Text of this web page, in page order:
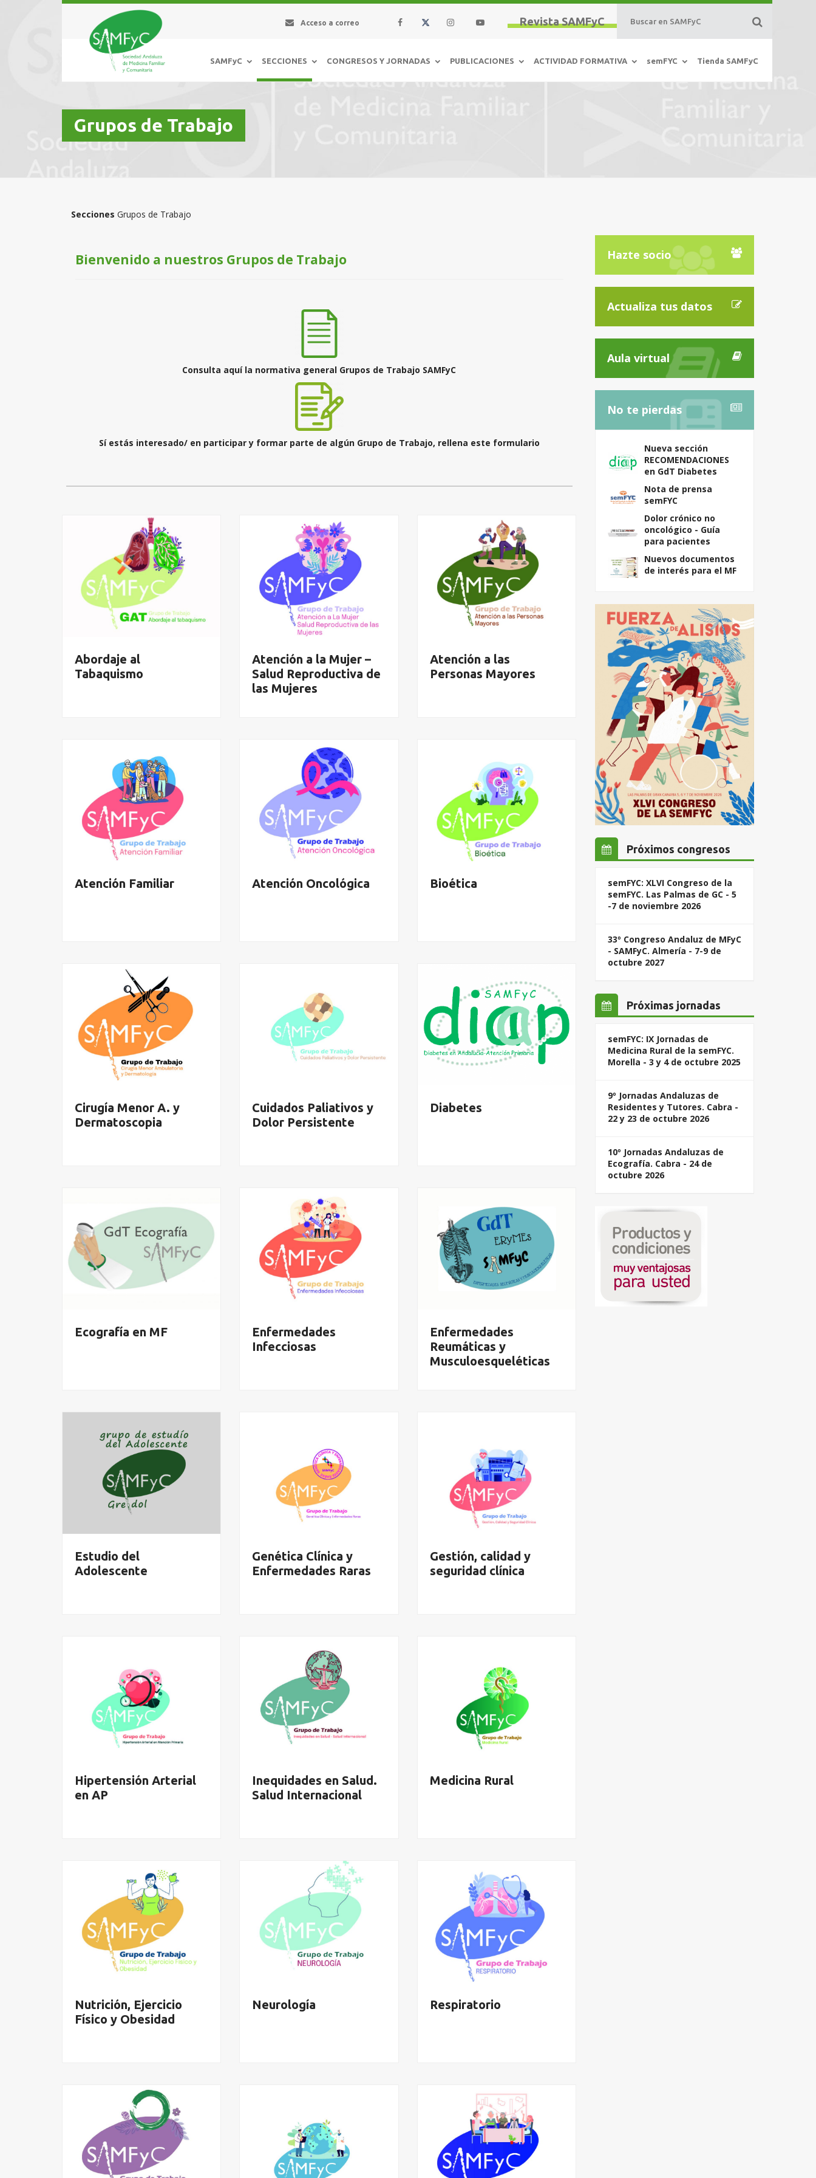
Revista SAMFyC
Acceso a correo
SAMFyC SECCIONES CONGRESOS Y JORNADAS PUBLICACIONES ACTIVIDAD FORMATIVA semFYC Tienda SAMFyC
Grupos de Trabajo
Secciones Grupos de Trabajo
Bienvenido a nuestros Grupos de Trabajo
Consulta aquí la normativa general Grupos de Trabajo SAMFyC
Sí estás interesado/ en participar y formar parte de algún Grupo de Trabajo, rellena este formulario
Abordaje al
Tabaquismo
Atención a la Mujer –
Salud Reproductiva de
las Mujeres
Atención a las
Personas Mayores
Atención Familiar Atención Oncológica Bioética
Cirugía Menor A. y
Dermatoscopia
Cuidados Paliativos y
Dolor Persistente
Diabetes
Ecografía en MF
Enfermedades
Infecciosas
Enfermedades
Reumáticas y
Musculoesqueléticas
Estudio del
Adolescente
Genética Clínica y
Enfermedades Raras
Gestión, calidad y
seguridad clínica
Hipertensión Arterial
en AP
Inequidades en Salud.
Salud Internacional
Medicina Rural
Nutrición, Ejercicio
Físico y Obesidad
Neurología Respiratorio
Hazte socio
Actualiza tus datos
Aula virtual
No te pierdas
Nueva sección
RECOMENDACIONES
en GdT Diabetes
Nota de prensa
semFYC
Dolor crónico no
oncológico - Guía
para pacientes
Nuevos documentos
de interés para el MF
Próximos congresos
semFYC: XLVI Congreso de la
semFYC. Las Palmas de GC - 5
-7 de noviembre 2026
33º Congreso Andaluz de MFyC
- SAMFyC. Almería - 7-9 de
octubre 2027
Próximas jornadas
semFYC: IX Jornadas de
Medicina Rural de la semFYC.
Morella - 3 y 4 de octubre 2025
9º Jornadas Andaluzas de
Residentes y Tutores. Cabra -
22 y 23 de octubre 2026
10º Jornadas Andaluzas de
Ecografía. Cabra - 24 de
octubre 2026